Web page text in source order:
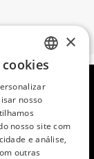
SPANISH
PORTUGUESE
×
nosso
nosso site com
e análise,
outras